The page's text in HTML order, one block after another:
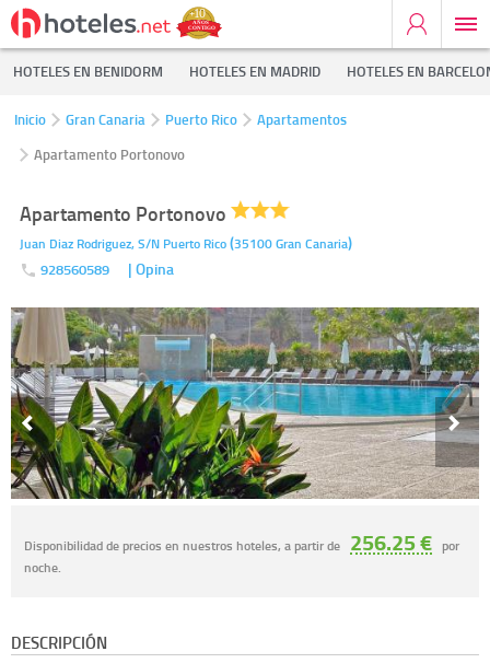
HOTELES EN BENIDORM HOTELES EN MADRID HOTELES EN
Inicio Gran Canaria Puerto Rico
Apartamentos
Apartamento Portonovo
Apartamento Portonovo
Juan Diaz Rodriguez, S/N Puerto Rico(35100Gran Canaria)
928560589 | Opina
Disponibilidad de precios en nuestros hoteles, a partir de 256.25 € por
noche.
DESCRIPCIÓN